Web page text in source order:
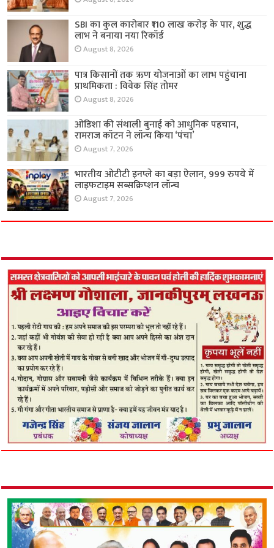
SBI का कुल कारोबार ₹110 लाख करोड़ के पार, शुद्ध
लाभ ने बनाया नया रिकॉर्ड
August 8, 2026
पात्र किसानों तक ऋण योजनाओं का लाभ पहुंचाना
प्राथमिकता : विवेक सिंह तोमर
August 8, 2026
ओडिशा की संथाली बुनाई को आधुनिक पहचान,
रामराज कॉटन ने लॉन्च किया ‘पंचा’
August 7, 2026
भारतीय ओटीटी इनप्ले का बड़ा ऐलान, 999 रुपये में
लाइफटाइम सब्सक्रिप्शन लॉन्च
August 7, 2026